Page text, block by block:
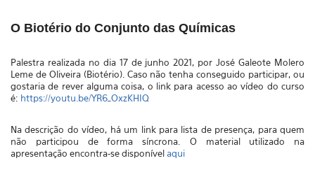
O Biotério do Conjunto das Químicas
Palestra realizada no dia 17 de junho 2021, por José Galeote Molero
Leme de Oliveira (Biotério). Caso não tenha conseguido participar, ou
gostaria de rever alguma coisa, o link para acesso ao vídeo do curso
é: https://youtu.be/YR6_OxzKHIQ
Na descrição do vídeo, há um link para lista de presença, para quem
não participou de forma síncrona. O material utilizado na
apresentação encontra-se disponívelaqui